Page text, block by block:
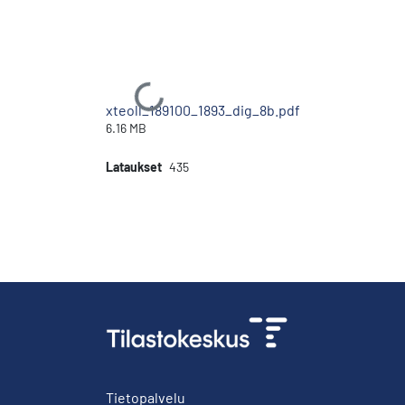
Ladataan...
xteoll_189100_1893_dig_8b.pdf
6.16 MB
Lataukset 435
Tietopalvelu